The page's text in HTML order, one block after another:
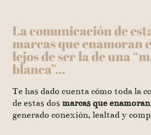
La comunicación de
marcas que enamoran
lejos de ser la de una
blanca”...
Te has dado cuenta cómo toda la
de estas dos marcas que enamoran
generado conexión, lealtad y